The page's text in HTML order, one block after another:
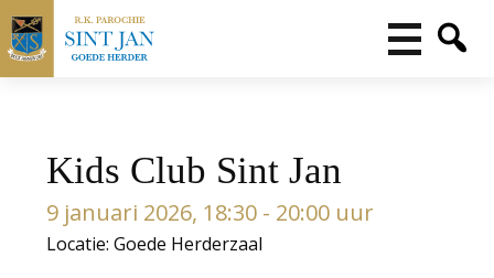
Kids Club Sint Jan
9 januari 2026, 18:30 - 20:00 uur
Locatie: Goede Herderzaal